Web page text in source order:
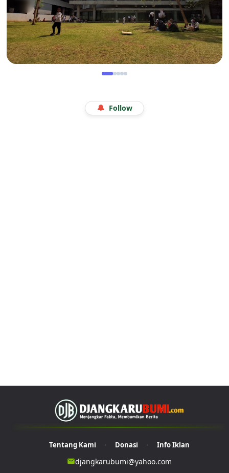
Menjelajah Angkasa di Kala Libur Sekolah: Serunya
Eduwisata Edukatif di Planetarium Jakarta
🔔 Follow
Tentang Kami • Donasi • Info Iklan
djangkarubumi@yahoo.com